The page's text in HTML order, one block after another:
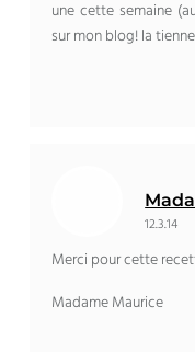
une cette semaine
sur mon blog! la
12.3.14
Merci pour cette
Madame Maurice